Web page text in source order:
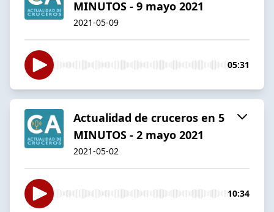
MINUTOS - 9 mayo 2021
2021-05-09
05:31
Actualidad de cruceros en 5
MINUTOS - 2 mayo 2021
2021-05-02
10:34